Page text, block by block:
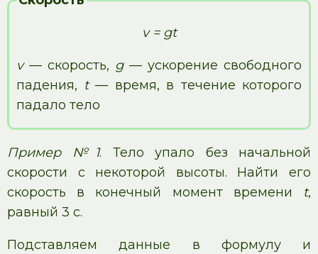
v = gt
v— скорость, g— ускорение свободного
падения, t— время, в течение которого
падало тело
Пример №1. Тело упало без начальной
скорости с некоторой высоты. Найти его
скорость в конечный момент времени t,
равный 3 с.
Подставляем данные в формулу и